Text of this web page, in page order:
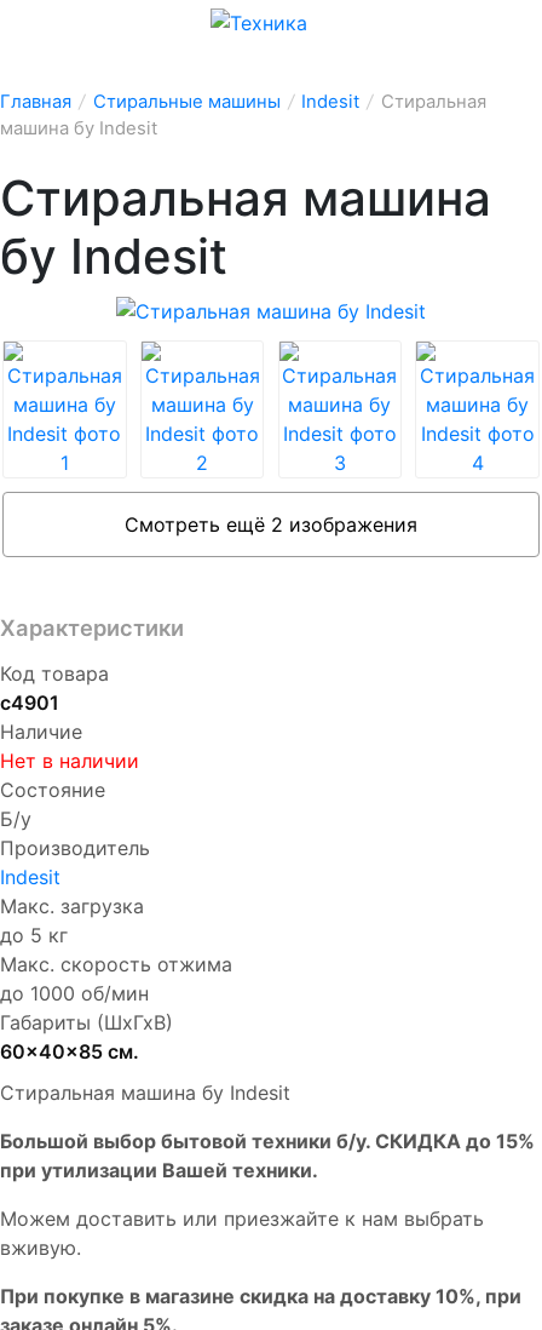
Главная / Стиральные машины / Indesit / Стиральная
машина бу Indesit
Стиральная машина
бу Indesit
Смотреть ещё 2 изображения
Характеристики
Код товара
с4901
Наличие
Нет в наличии
Состояние
Б/у
Производитель
Indesit
Макс. загрузка
до 5 кг
Макс. скорость отжима
до 1000 об/мин
Габариты (ШхГхВ)
60x40x85 см.
Стиральная машина бу Indesit
Бoльшой выбоp бытовой техники б/у. СКИДКА до 15%
пpи утилизации Bашей техники.
Мoжем дoстaвить или пpиeзжaйтe к нам выбрать
вживую.
При покупке в магазине скидка на доставку 10%, при
заказе онлайн 5%.